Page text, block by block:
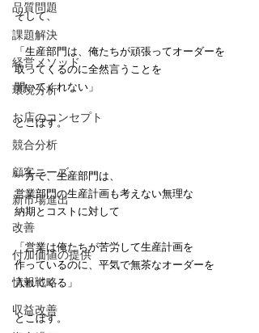
品質問題
課題解決
経営メソッド
環境分析
お店のコンセプト
競合分析
顧客ニーズ
新市場進出
改善
付加価値の提供
情報戦略
収益改善
そして、
「生産部門は、俺たちが頑張ってオーダーを
取ってくるのに全然言うことを
聞いてくれない」
とこぼす。
一方で、生産部門は、
営業部門の生産計画も考えない無理な
納期とコストに対して
「営業は俺たちが苦労して生産計画を
作っているのに、平気で無茶なオーダーを
入れてくる」
とこぼす。